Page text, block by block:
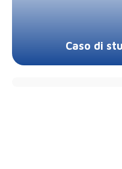
Caso di